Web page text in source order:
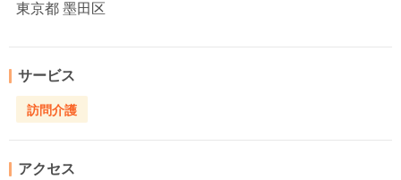
東京都 墨田区
サービス
訪問介護
アクセス